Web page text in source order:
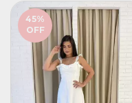
45%
OFF